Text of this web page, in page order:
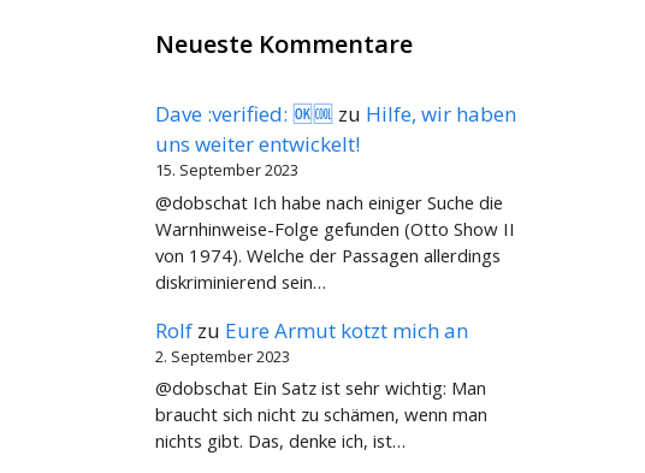
Neueste Kommentare
Dave :verified: 🆗🆒 zu Hilfe, wir haben
uns weiter entwickelt!
15. September 2023
@dobschat Ich habe nach einiger Suche die
Warnhinweise-Folge gefunden (Otto Show II
von 1974). Welche der Passagen allerdings
diskriminierend sein…
Rolf zu Eure Armut kotzt mich an
2. September 2023
@dobschat Ein Satz ist sehr wichtig: Man
braucht sich nicht zu schämen, wenn man
nichts gibt. Das, denke ich, ist…